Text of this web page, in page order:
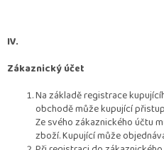
IV.
Zákaznický účet
Na základě registrace
obchodě může kupující
Ze svého zákaznického účtu
zboží. Kupující může